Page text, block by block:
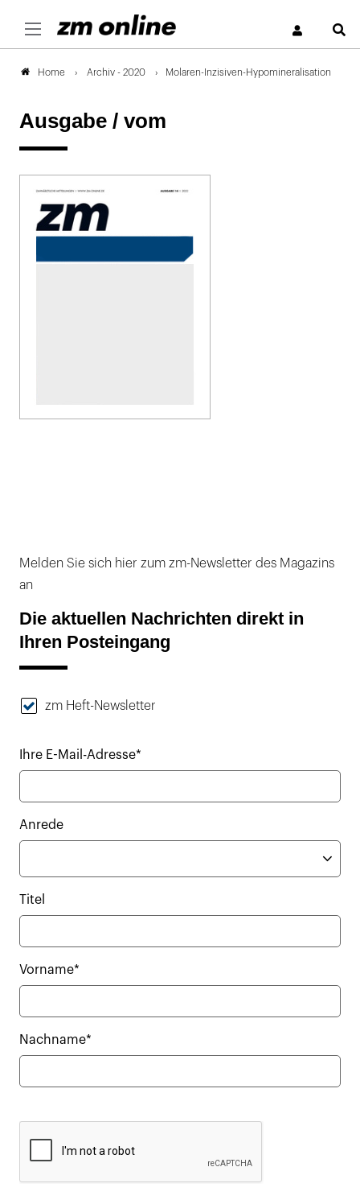
Home Archiv - 2020 Molaren-Inzisiven-Hypomineralisation
Ausgabe / vom
Melden Sie sich hier zum zm-Newsletter des Magazins
an
Die aktuellen Nachrichten direkt in
Ihren Posteingang
zm Heft-Newsletter
Ihre E-Mail-Adresse*
Anrede
Titel
Vorname*
Nachname*